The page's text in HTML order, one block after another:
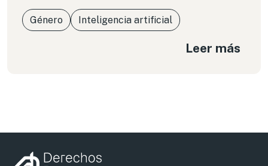
Género Inteligencia artificial
Leer más